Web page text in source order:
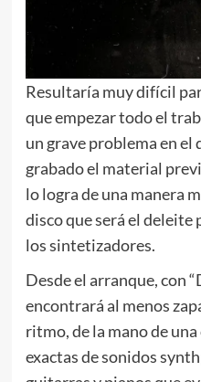
Resultaría muy difícil
que empezar todo el
un grave problema en el
grabado el material
lo logra de una manera
disco que será el deleite
los sintetizadores.
Desde el arranque, con
encontrará al menos
ritmo, de la mano de
exactas de sonidos